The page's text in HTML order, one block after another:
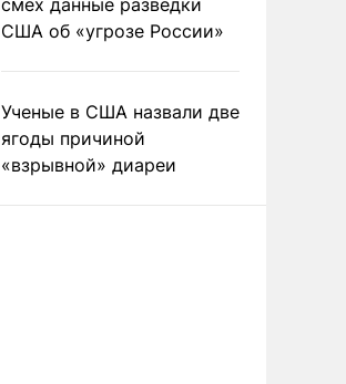
смех данные разведки
США об «угрозе России»
Ученые в США назвали две
ягоды причиной
«взрывной» диареи